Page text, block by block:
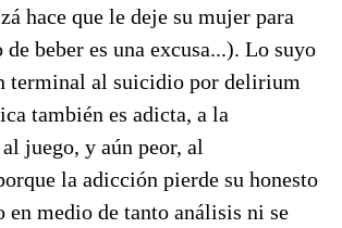
hace que le deje su mujer para
beber es una excusa...). Lo suyo
terminal al suicidio por delirium
también es adicta, a la
juego, y aún peor, al
la adicción pierde su honesto
en medio de tanto análisis ni se